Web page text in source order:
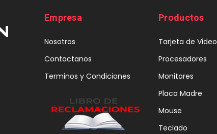
Empresa
Nosotros
Contactanos
Terminos y Condiciones
Productos
Tarjeta de Video
Procesadores
Monitores
Placa Madre
Mouse
Teclado